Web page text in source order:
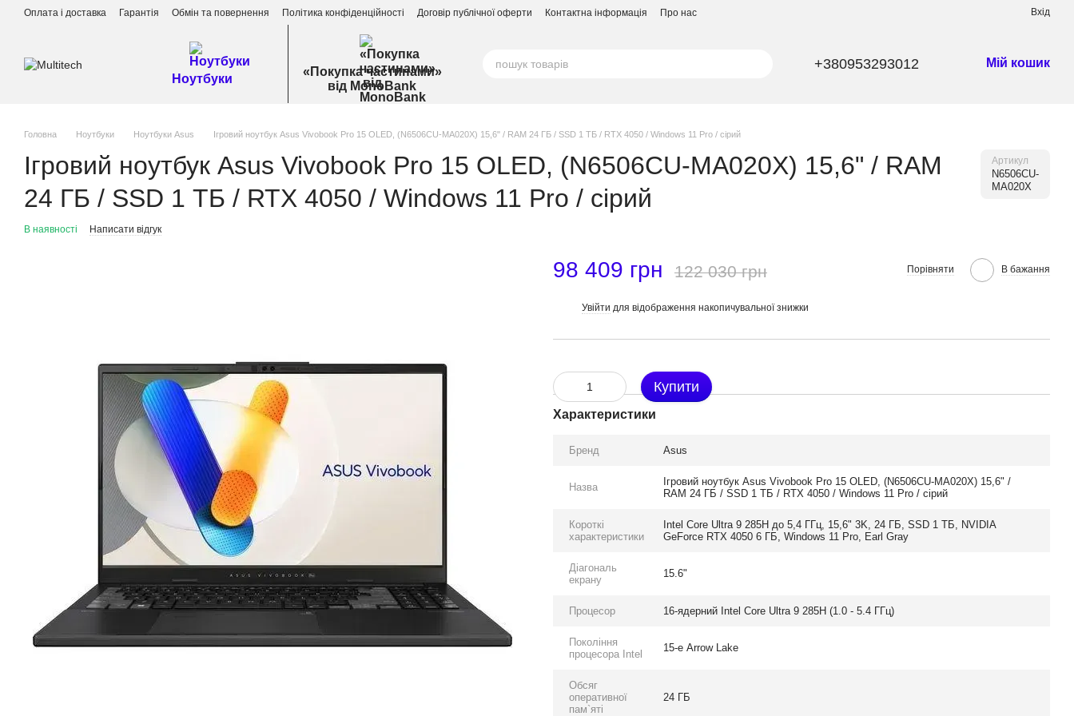
Перейти до основного контенту
Оплата і доставка Гарантія Обмін та повернення Політика конфіденційності Договір публічної оферти Контактна інформація Про нас Вхід
Ноутбуки
«Покупка частинами»
від MonoBank
+380953293012 Мій кошик
Головна Ноутбуки Ноутбуки Asus Ігровий ноутбук Asus Vivobook Pro 15 OLED, (N6506CU-MA020X) 15,6" / RAM 24 ГБ / SSD 1 ТБ / RTX 4050 / Windows 11 Pro / сірий
Ігровий ноутбук Asus Vivobook Pro 15 OLED, (N6506CU-MA020X) 15,6" / RAM
24 ГБ / SSD 1 ТБ / RTX 4050 / Windows 11 Pro / сірий
Артикул
N6506CU-
MA020X
В наявності Написати відгук
98 409 грн 122 030 грн Порівняти В бажання
Увійти для відображення накопичувальної знижки
Купити
Характеристики
Бренд Asus
Назва
Ігровий ноутбук Asus Vivobook Pro 15 OLED, (N6506CU-MA020X) 15,6" /
RAM 24 ГБ / SSD 1 ТБ / RTX 4050 / Windows 11 Pro / сірий
Короткі
характеристики
Intel Core Ultra 9 285H до 5,4 ГГц, 15,6" 3K, 24 ГБ, SSD 1 ТБ, NVIDIA
GeForce RTX 4050 6 ГБ, Windows 11 Pro, Earl Gray
Діагональ
екрану
15.6"
Процесор 16-ядерний Intel Core Ultra 9 285H (1.0 - 5.4 ГГц)
Покоління
процесора Intel
15-е Arrow Lake
Обсяг
оперативної
пам`яті
24 ГБ